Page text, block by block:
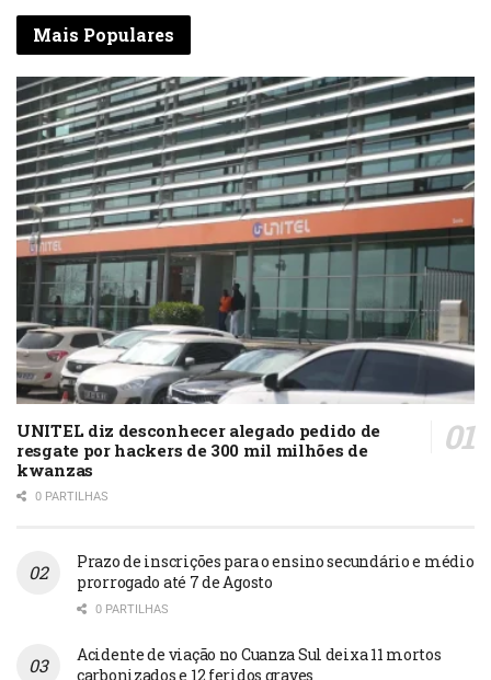
Mais Populares
UNITEL diz desconhecer alegado pedido de
resgate por hackers de 300 mil milhões de
kwanzas
0 PARTILHAS
Prazo de inscrições para o ensino secundário e médio
prorrogado até 7 de Agosto
0 PARTILHAS
Acidente de viação no Cuanza Sul deixa 11 mortos
carbonizados e 12 feridos graves